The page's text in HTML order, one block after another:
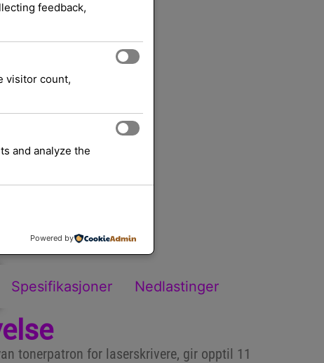
Tonerkassetter Merke:HP
eksl. mva.
bestilling:
Spesifikasjoner Nedlastinger
tonerpatron for laserskrivere, gir opptil 11
feedback,
visitor count,
and analyze the
Powered by